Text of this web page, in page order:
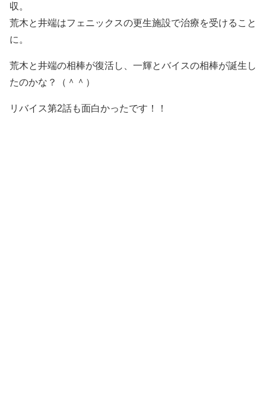
収。
荒木と井端はフェニックスの更生施設で治療を受けること
に。
荒木と井端の相棒が復活し、一輝とバイスの相棒が誕生し
たのかな？（＾＾）
リバイス第2話も面白かったです！！